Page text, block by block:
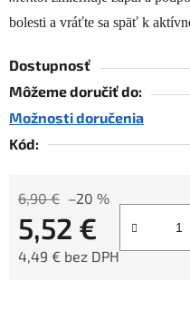
bolesti a vráťte sa späť k
Dostupnosť
Môžeme doručiť do:
Možnosti doručenia
Kód:
6,90 € –20 %
5,52 €
4,49 € bez DPH